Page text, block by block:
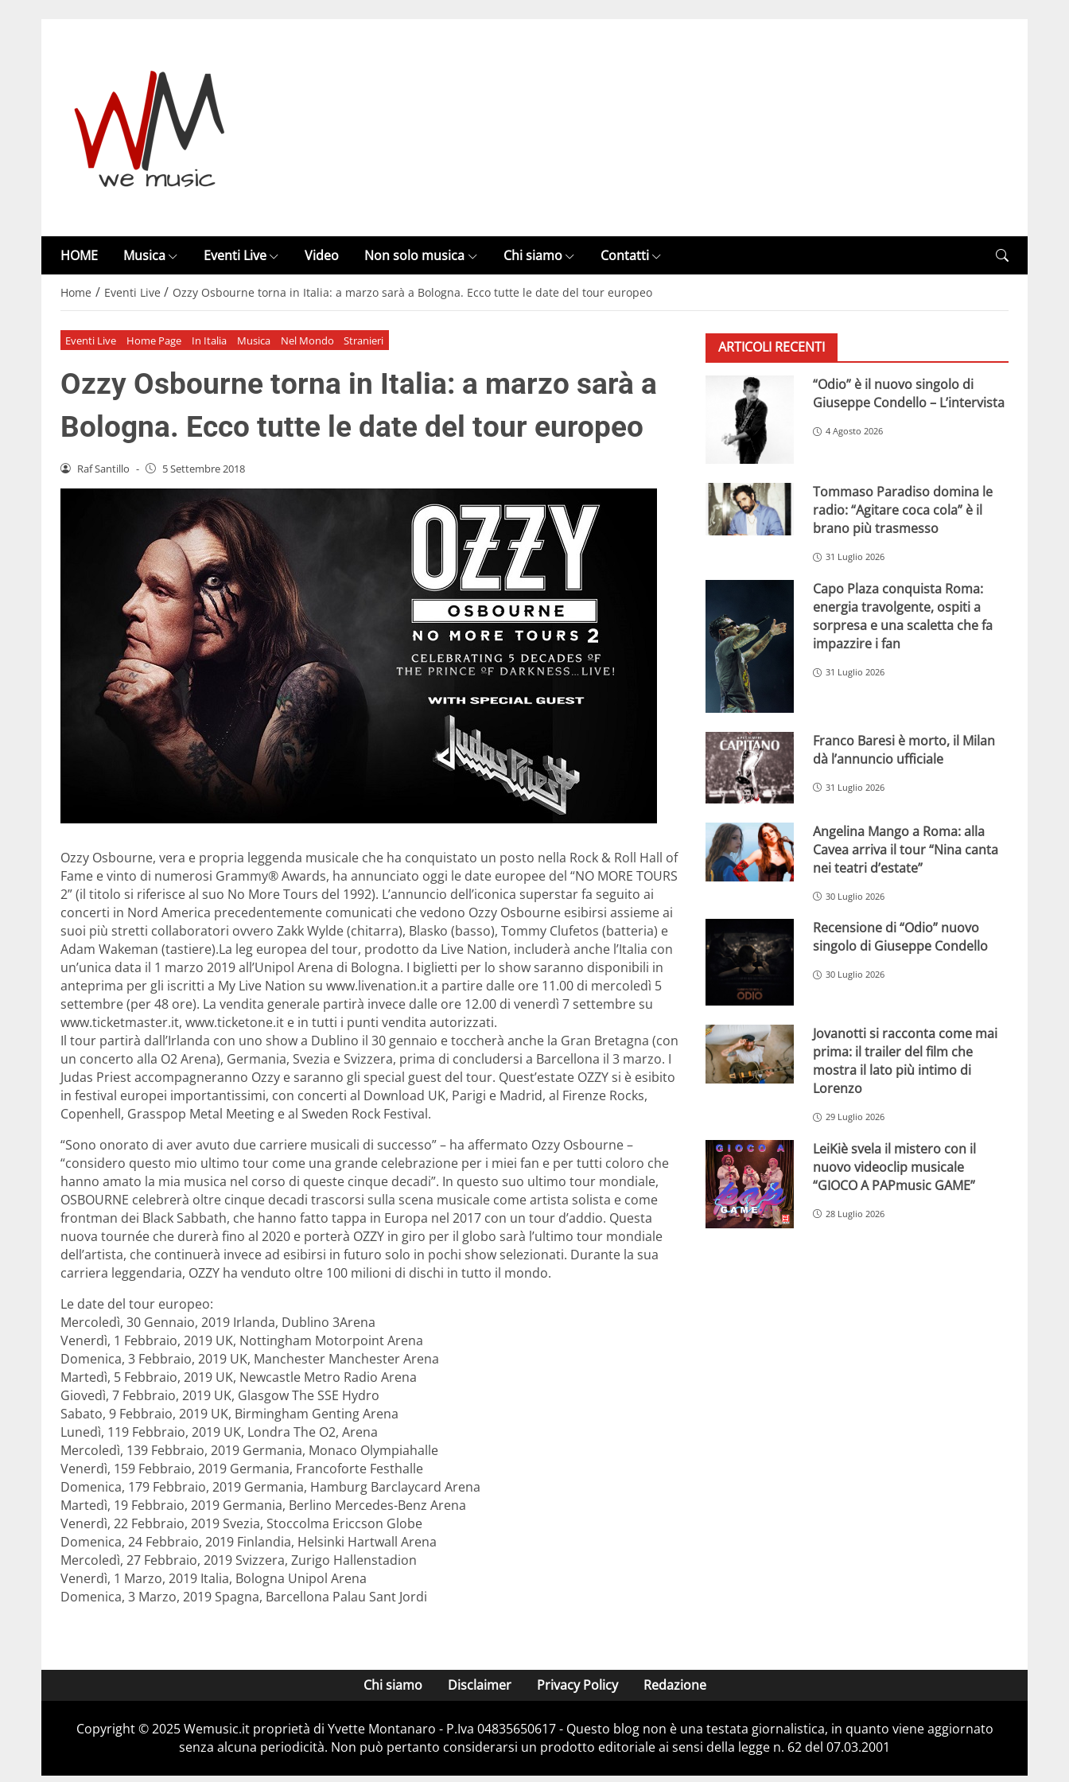
HOME Musica Eventi Live Video Non solo musica Chi siamo Contatti
Home / Eventi Live / Ozzy Osbourne torna in Italia: a marzo sarà a Bologna. Ecco tutte le date del tour europeo
Eventi Live Home Page In Italia Musica Nel Mondo Stranieri
Ozzy Osbourne torna in Italia: a marzo sarà a
Bologna. Ecco tutte le date del tour europeo
Raf Santillo - 5 Settembre 2018
Ozzy Osbourne, vera e propria leggenda musicale che ha conquistato un posto nella Rock & Roll Hall of
Fame e vinto di numerosi Grammy® Awards, ha annunciato oggi le date europee del “NO MORE TOURS
2” (il titolo si riferisce al suo No More Tours del 1992). L’annuncio dell’iconica superstar fa seguito ai
concerti in Nord America precedentemente comunicati che vedono Ozzy Osbourne esibirsi assieme ai
suoi più stretti collaboratori ovvero Zakk Wylde (chitarra), Blasko (basso), Tommy Clufetos (batteria) e
Adam Wakeman (tastiere).La leg europea del tour, prodotto da Live Nation, includerà anche l’Italia con
un’unica data il 1 marzo 2019 all’Unipol Arena di Bologna. I biglietti per lo show saranno disponibili in
anteprima per gli iscritti a My Live Nation su www.livenation.it a partire dalle ore 11.00 di mercoledì 5
settembre (per 48 ore). La vendita generale partirà invece dalle ore 12.00 di venerdì 7 settembre su
www.ticketmaster.it, www.ticketone.it e in tutti i punti vendita autorizzati.
Il tour partirà dall’Irlanda con uno show a Dublino il 30 gennaio e toccherà anche la Gran Bretagna (con
un concerto alla O2 Arena), Germania, Svezia e Svizzera, prima di concludersi a Barcellona il 3 marzo. I
Judas Priest accompagneranno Ozzy e saranno gli special guest del tour. Quest’estate OZZY si è esibito
in festival europei importantissimi, con concerti al Download UK, Parigi e Madrid, al Firenze Rocks,
Copenhell, Grasspop Metal Meeting e al Sweden Rock Festival.
“Sono onorato di aver avuto due carriere musicali di successo” – ha affermato Ozzy Osbourne –
“considero questo mio ultimo tour come una grande celebrazione per i miei fan e per tutti coloro che
hanno amato la mia musica nel corso di queste cinque decadi”. In questo suo ultimo tour mondiale,
OSBOURNE celebrerà oltre cinque decadi trascorsi sulla scena musicale come artista solista e come
frontman dei Black Sabbath, che hanno fatto tappa in Europa nel 2017 con un tour d’addio. Questa
nuova tournée che durerà fino al 2020 e porterà OZZY in giro per il globo sarà l’ultimo tour mondiale
dell’artista, che continuerà invece ad esibirsi in futuro solo in pochi show selezionati. Durante la sua
carriera leggendaria, OZZY ha venduto oltre 100 milioni di dischi in tutto il mondo.
Le date del tour europeo:
Mercoledì, 30 Gennaio, 2019 Irlanda, Dublino 3Arena
Venerdì, 1 Febbraio, 2019 UK, Nottingham Motorpoint Arena
Domenica, 3 Febbraio, 2019 UK, Manchester Manchester Arena
Martedì, 5 Febbraio, 2019 UK, Newcastle Metro Radio Arena
Giovedì, 7 Febbraio, 2019 UK, Glasgow The SSE Hydro
Sabato, 9 Febbraio, 2019 UK, Birmingham Genting Arena
Lunedì, 119 Febbraio, 2019 UK, Londra The O2, Arena
Mercoledì, 139 Febbraio, 2019 Germania, Monaco Olympiahalle
Venerdì, 159 Febbraio, 2019 Germania, Francoforte Festhalle
Domenica, 179 Febbraio, 2019 Germania, Hamburg Barclaycard Arena
Martedì, 19 Febbraio, 2019 Germania, Berlino Mercedes-Benz Arena
Venerdì, 22 Febbraio, 2019 Svezia, Stoccolma Ericcson Globe
Domenica, 24 Febbraio, 2019 Finlandia, Helsinki Hartwall Arena
Mercoledì, 27 Febbraio, 2019 Svizzera, Zurigo Hallenstadion
Venerdì, 1 Marzo, 2019 Italia, Bologna Unipol Arena
Domenica, 3 Marzo, 2019 Spagna, Barcellona Palau Sant Jordi
ARTICOLI RECENTI
“Odio” è il nuovo singolo di
Giuseppe Condello – L’intervista
4 Agosto 2026
Tommaso Paradiso domina le
radio: “Agitare coca cola” è il
brano più trasmesso
31 Luglio 2026
Capo Plaza conquista Roma:
energia travolgente, ospiti a
sorpresa e una scaletta che fa
impazzire i fan
31 Luglio 2026
Franco Baresi è morto, il Milan
dà l’annuncio ufficiale
31 Luglio 2026
Angelina Mango a Roma: alla
Cavea arriva il tour “Nina canta
nei teatri d’estate”
30 Luglio 2026
Recensione di “Odio” nuovo
singolo di Giuseppe Condello
30 Luglio 2026
Jovanotti si racconta come mai
prima: il trailer del film che
mostra il lato più intimo di
Lorenzo
29 Luglio 2026
LeiKiè svela il mistero con il
nuovo videoclip musicale
“GIOCO A PAPmusic GAME”
28 Luglio 2026
Chi siamo Disclaimer Privacy Policy Redazione
Copyright © 2025 Wemusic.it proprietà di Yvette Montanaro - P.Iva 04835650617 - Questo blog non è una testata giornalistica, in quanto viene aggiornato
senza alcuna periodicità. Non può pertanto considerarsi un prodotto editoriale ai sensi della legge n. 62 del 07.03.2001